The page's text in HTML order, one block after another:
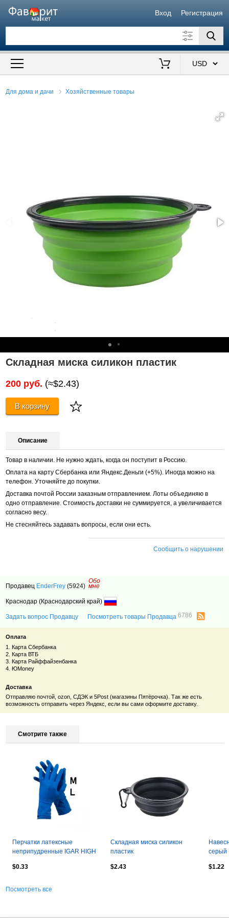
Вход Регистрация
Искать также в описании
Для дома и дачи Хозяйственные товары
Складная миска силикон пластик
200 руб. (≈$2.43)
В корзину
Описание
Товар в наличии. Не нужно ждать, когда он поступит в Россию.
Оплата на карту Сбербанка или Яндекс.Деньги (+5%). Иногда можно на
телефон. Уточняйте до покупки.
Доставка почтой России заказным отправлением. Лоты объединяю в
одно отправление. Стоимость доставки не суммируется, а увеличивается
согласно весу.
Не стесняйтесь задавать вопросы, если они есть.
Сообщить о нарушении
Продавец EnderFrey (5924)
Обо
мне
Краснодар (Краснодарский край)
Задать вопрос Продавцу Посмотреть товары Продавца6786
Оплата
1. Карта Сбербанка
2. Карта ВТБ
3. Карта Райффайзенбанка
4. ЮMoney
Доставка
Отправляю почтой, ozon, СДЭК и 5Post (магазины Пятёрочка). Так же есть
возможность отправить через Яндекс, если вы сами оформите доставку.
Смотрите также
Перчатки латексные
неприпудренные IGAR HIGH
прочности Таила
$0.33
Складная миска силикон
пластик
$2.43
серый
$1.22
Посмотреть все